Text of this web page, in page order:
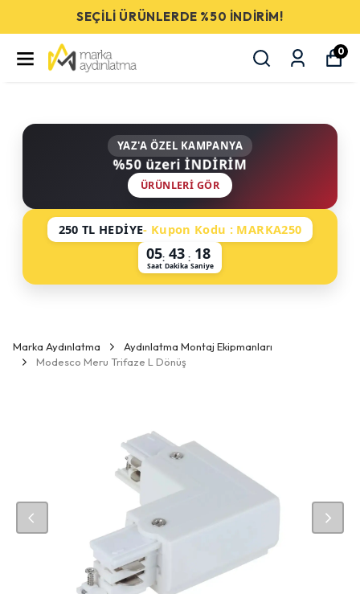
SEÇİLİ ÜRÜNLERDE %50 İNDİRİM!
0
YAZ'A ÖZEL KAMPANYA
%50 üzeri İNDİRİM
ÜRÜNLERI GÖR
250 TL HEDİYE- Kupon Kodu : MARKA250
05
Saat
: 43
Dakika
: 17
Saniye
Marka Aydınlatma
Aydınlatma Montaj Ekipmanları
Modesco Meru Trifaze L Dönüş